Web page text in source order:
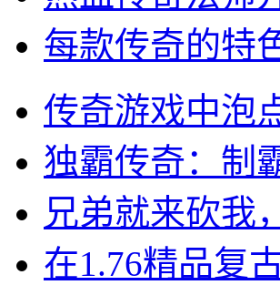
每款传奇的特
传奇游戏中泡
独霸传奇：制
兄弟就来砍我
在1.76精品复